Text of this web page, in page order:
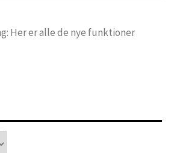
Her er alle de nye funktioner